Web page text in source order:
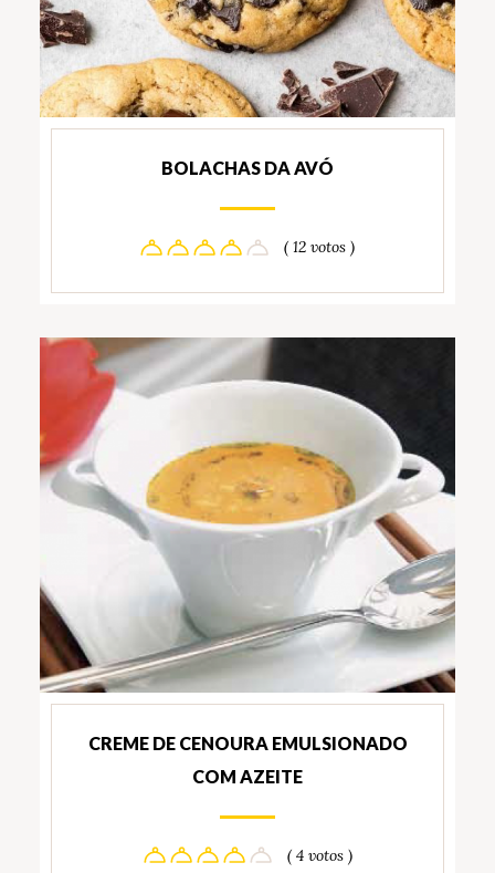
BOLACHAS DA AVÓ
( 12 votos )
CREME DE CENOURA EMULSIONADO
COM AZEITE
( 4 votos )